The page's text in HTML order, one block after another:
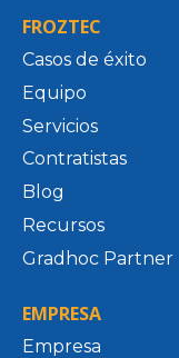
FROZTEC
Casos de éxito
Equipo
Servicios
Contratistas
Blog
Recursos
Gradhoc Partner
EMPRESA
Empresa